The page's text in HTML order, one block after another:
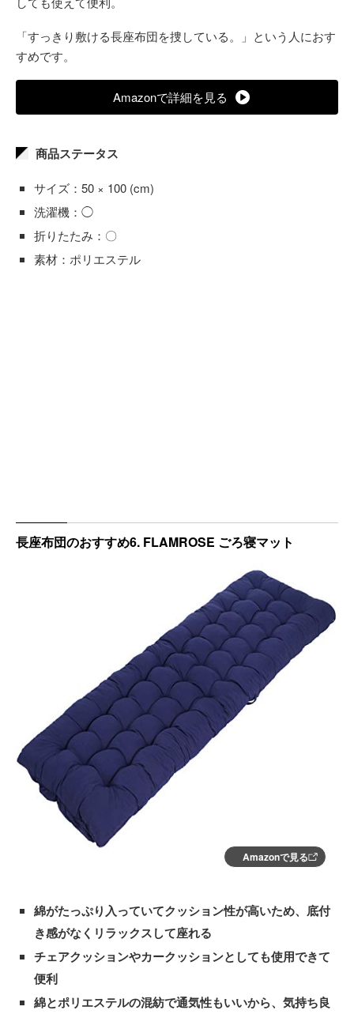
「すっきり敷ける長座布団を捜している。」という人におす
すめです。
Amazonで詳細を見る
商品ステータス
サイズ：50 × 100 (cm)
洗濯機：◯
折りたたみ：〇
素材：ポリエステル
長座布団のおすすめ6. FLAMROSE ごろ寝マット
Amazonで見る
綿がたっぷり入っていてクッション性が高いため、底付
き感がなくリラックスして座れる
チェアクッションやカークッションとしても使用できて
便利
綿とポリエステルの混紡で通気性もいいから、気持ち良